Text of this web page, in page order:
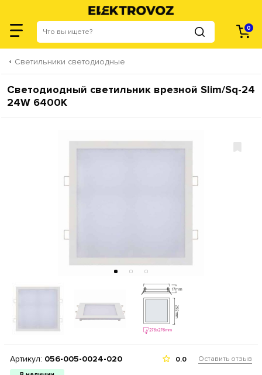
0
Светильники светодиодные
Светодиодный светильник врезной Slim/Sq-24
24W 6400K
Артикул: 056-005-0024-020 0.0 Оставить отзыв